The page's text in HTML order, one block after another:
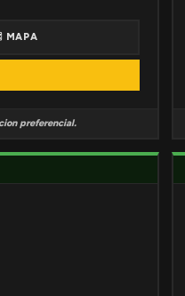
preferencial.